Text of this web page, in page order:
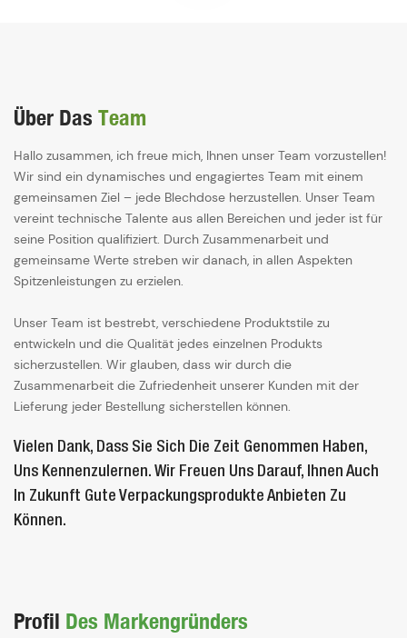
Über Das Team
Hallo zusammen, ich freue mich, Ihnen unser Team vorzustellen!
Wir sind ein dynamisches und engagiertes Team mit einem
gemeinsamen Ziel – jede Blechdose herzustellen. Unser Team
vereint technische Talente aus allen Bereichen und jeder ist für
seine Position qualifiziert. Durch Zusammenarbeit und
gemeinsame Werte streben wir danach, in allen Aspekten
Spitzenleistungen zu erzielen.
Unser Team ist bestrebt, verschiedene Produktstile zu
entwickeln und die Qualität jedes einzelnen Produkts
sicherzustellen. Wir glauben, dass wir durch die
Zusammenarbeit die Zufriedenheit unserer Kunden mit der
Lieferung jeder Bestellung sicherstellen können.
Vielen Dank, Dass Sie Sich Die Zeit Genommen Haben,
Uns Kennenzulernen. Wir Freuen Uns Darauf, Ihnen Auch
In Zukunft Gute Verpackungsprodukte Anbieten Zu
Können.
Profil Des Markengründers